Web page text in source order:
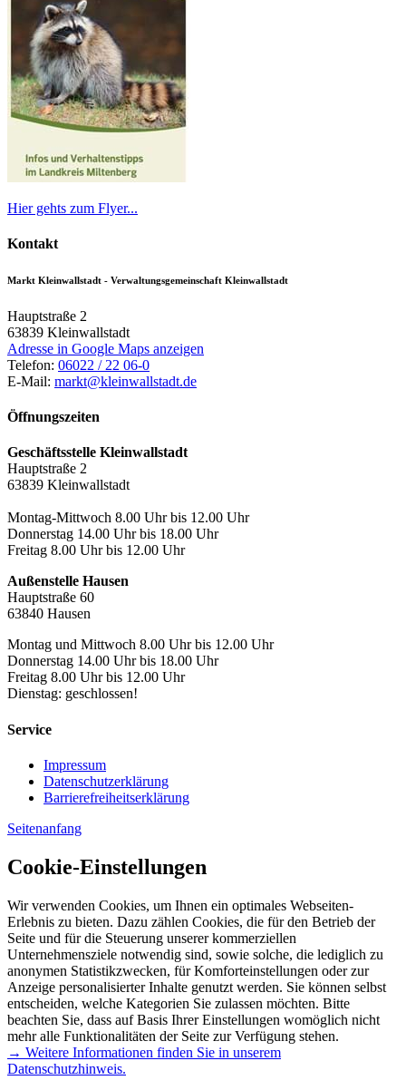
Hier gehts zum Flyer...
Kontakt
Markt Kleinwallstadt - Verwaltungsgemeinschaft Kleinwallstadt
Hauptstraße 2
63839 Kleinwallstadt
Adresse in Google Maps anzeigen
Telefon: 06022 / 22 06-0
E-Mail: markt@kleinwallstadt.de
Öffnungszeiten
Geschäftsstelle Kleinwallstadt
Hauptstraße 2
63839 Kleinwallstadt
Montag-Mittwoch 8.00 Uhr bis 12.00 Uhr
Donnerstag 14.00 Uhr bis 18.00 Uhr
Freitag 8.00 Uhr bis 12.00 Uhr
Außenstelle Hausen
Hauptstraße 60
63840 Hausen
Montag und Mittwoch 8.00 Uhr bis 12.00 Uhr
Donnerstag 14.00 Uhr bis 18.00 Uhr
Freitag 8.00 Uhr bis 12.00 Uhr
Dienstag: geschlossen!
Service
Impressum
Datenschutzerklärung
Barrierefreiheitserklärung
Seitenanfang
Cookie-Einstellungen
Wir verwenden Cookies, um Ihnen ein optimales Webseiten-
Erlebnis zu bieten. Dazu zählen Cookies, die für den Betrieb der
Seite und für die Steuerung unserer kommerziellen
Unternehmensziele notwendig sind, sowie solche, die lediglich zu
anonymen Statistikzwecken, für Komforteinstellungen oder zur
Anzeige personalisierter Inhalte genutzt werden. Sie können selbst
entscheiden, welche Kategorien Sie zulassen möchten. Bitte
beachten Sie, dass auf Basis Ihrer Einstellungen womöglich nicht
mehr alle Funktionalitäten der Seite zur Verfügung stehen.
→ Weitere Informationen finden Sie in unserem
Datenschutzhinweis.